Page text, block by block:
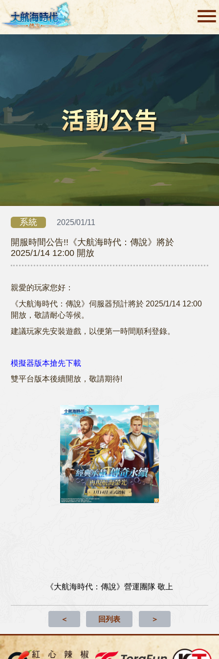
系統 2025/01/11
開服時間公告!!《大航海時代：傳說》將於
2025/1/14 12:00 開放
親愛的玩家您好：
《大航海時代：傳說》伺服器預計將於 2025/1/14 12:00
開放，敬請耐心等候。
建議玩家先安裝遊戲，以便第一時間順利登錄。
模擬器版本搶先下載
雙平台版本後續開放，敬請期待!
《大航海時代：傳說》營運團隊 敬上
＜ 回列表 ＞